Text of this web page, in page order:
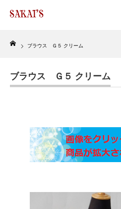
Home
ブラウス Ｇ５ クリーム
ブラウス Ｇ５ クリーム